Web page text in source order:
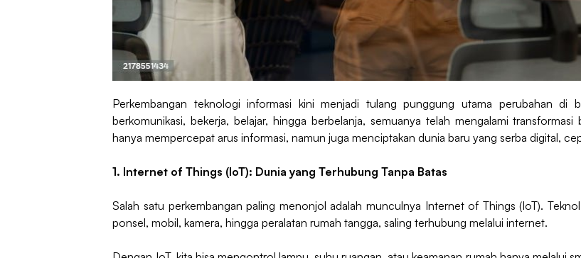
Perkembangan teknologi informasi kini menjadi tulang punggung utama perubahan di
berkomunikasi, bekerja, belajar, hingga berbelanja, semuanya telah mengalami
hanya mempercepat arus informasi, namun juga menciptakan dunia baru yang serba digital,
1. Internet of Things (IoT): Dunia yang Terhubung Tanpa Batas
Salah satu perkembangan paling menonjol adalah munculnya Internet of Things (IoT).
ponsel, mobil, kamera, hingga peralatan rumah tangga, saling terhubung melalui internet.